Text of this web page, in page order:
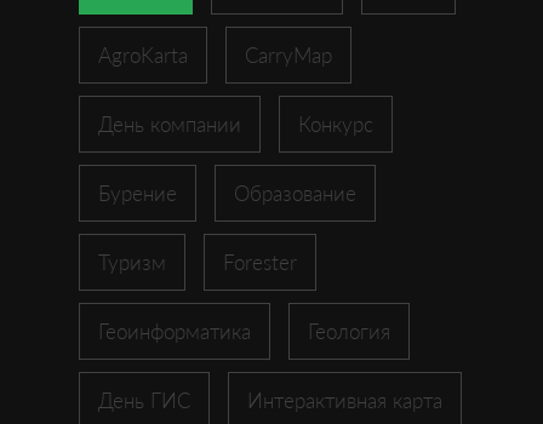
AgroKarta CarryMap
День компании Конкурс
Бурение Образование
Туризм Forester
Геоинформатика Геология
День ГИС Интерактивная карта